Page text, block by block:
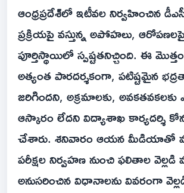
ఆంధ్రప్రదేశ్‌లో ఇటీవల నిర్వహించిన
ప్రక్రియపై వస్తున్న అపోహలు, ఆరోపణలపై
పూర్తిస్థాయిలో స్పష్టతనిచ్చింది. ఈ
అత్యంత పారదర్శకంగా, పటిష్టమైన
జరిగిందని, అక్రమాలకు,
ఆస్కారం లేదని విద్యాశాఖ కార్యదర్శి కోన
చేశారు. శనివారం ఆయన మీడియాతో
పరీక్షల నిర్వహణ నుంచి ఫలితాల వెల్లడి
అనుసరించిన విధానాలను వివరంగా